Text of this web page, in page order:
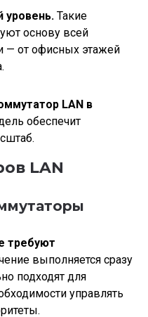
уровень. Такие
основу всей
— от офисных этажей
LAN в
обеспечит
LAN
требуют
выполняется сразу
подходят для
управлять